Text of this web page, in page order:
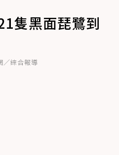
隻黑面琵鷺到
／綜合報導